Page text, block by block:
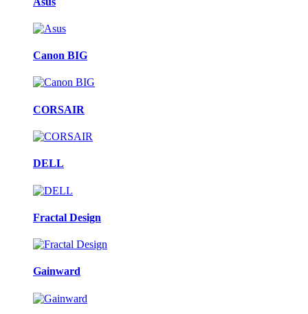
Canon BIG
CORSAIR
DELL
Fractal Design
Gainward